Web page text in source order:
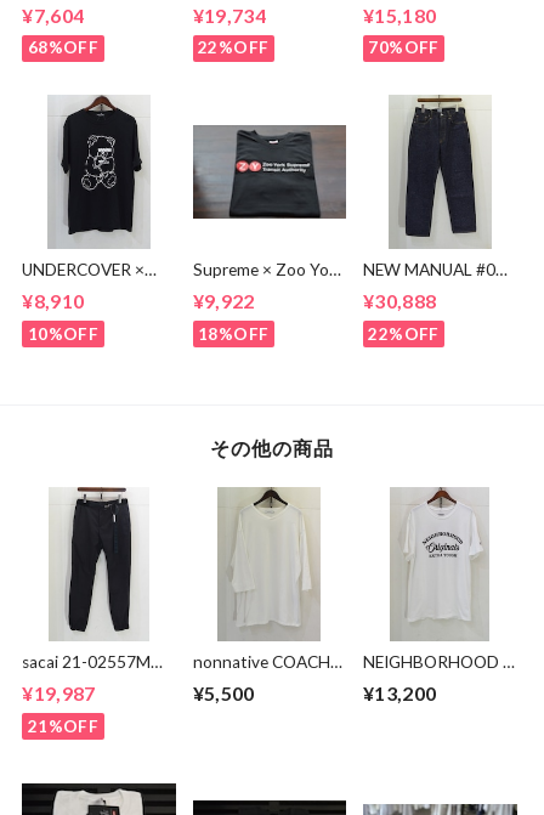
¥7,604
68%OFF
¥19,734
22%OFF
¥15,180
70%OFF
UNDERCOVER ×
KAWAMURA BEAR
TEE
¥8,910
10%OFF
Supreme × Zoo York
¥9,922
18%OFF
NEW MANUAL #017
JEANS / OW
¥30,888
22%OFF
その他の商品
sacai 21-02557M
¥19,987
21%OFF
nonnative COACH
NN-C4617
¥5,500
NEIGHBORHOOD ×
¥13,200